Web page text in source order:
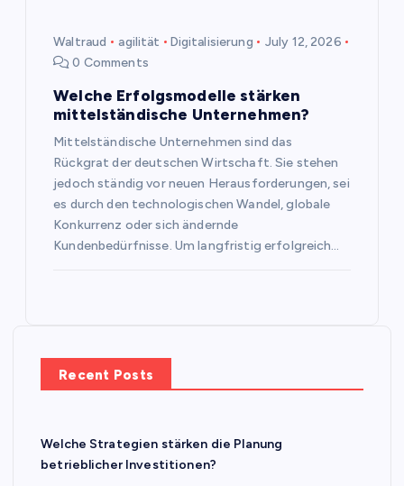
Waltraud agilität Digitalisierung
July 12, 2026
0 Comments
Welche Erfolgsmodelle stärken
mittelständische Unternehmen?
Mittelständische Unternehmen sind das
Rückgrat der deutschen Wirtschaft. Sie stehen
jedoch ständig vor neuen Herausforderungen, sei
es durch den technologischen Wandel, globale
Konkurrenz oder sich ändernde
Kundenbedürfnisse. Um langfristig erfolgreich…
Recent Posts
Welche Strategien stärken die Planung
betrieblicher Investitionen?